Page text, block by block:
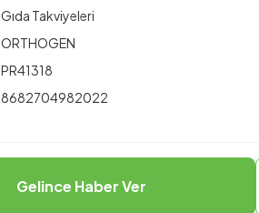
Gıda Takviyeleri
ORTHOGEN
PR41318
8682704982022
Gelince Haber Ver